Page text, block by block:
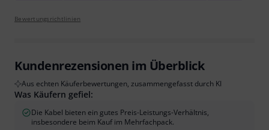
Bewertungsrichtlinien
Kundenrezensionen im Überblick
Aus echten Käuferbewertungen, zusammengefasst durch KI
Was Käufern gefiel:
Die Kabel bieten ein gutes Preis-Leistungs-Verhältnis,
insbesondere beim Kauf im Mehrfachpack.